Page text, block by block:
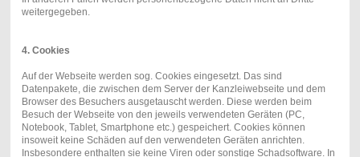
weitergegeben.
4. Cookies
Auf der Webseite werden sog. Cookies eingesetzt. Das sind
Datenpakete, die zwischen dem Server der Kanzleiwebseite und dem
Browser des Besuchers ausgetauscht werden. Diese werden beim
Besuch der Webseite von den jeweils verwendeten Geräten (PC,
Notebook, Tablet, Smartphone etc.) gespeichert. Cookies können
insoweit keine Schäden auf den verwendeten Geräten anrichten.
Insbesondere enthalten sie keine Viren oder sonstige Schadsoftware. In